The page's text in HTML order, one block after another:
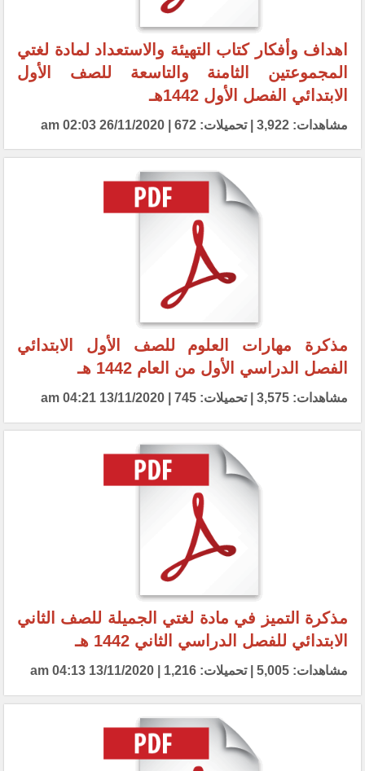
اهداف وأفكار كتاب التهيئة والاستعداد لمادة لغتي
المجموعتين الثامنة والتاسعة للصف الأول
الابتدائي الفصل الأول 1442هـ
مشاهدات: 3,922 | تحميلات: 672 | 26/11/2020 02:03 am
مذكرة مهارات العلوم للصف الأول الابتدائي
الفصل الدراسي الأول من العام 1442 هـ
مشاهدات: 3,575 | تحميلات: 745 | 13/11/2020 04:21 am
مذكرة التميز في مادة لغتي الجميلة للصف الثاني
الابتدائي للفصل الدراسي الثاني 1442 هـ
مشاهدات: 5,005 | تحميلات: 1,216 | 13/11/2020 04:13 am